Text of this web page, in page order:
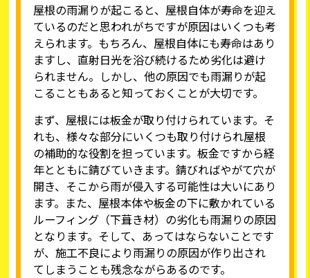
屋根の雨漏りが起こると、屋根自体が寿命を迎え
ているのだと思われがちですが原因はいくつも考
えられます。もちろん、屋根自体にも寿命はあり
ますし、直射日光を浴び続けるため劣化は避け
られません。しかし、他の原因でも雨漏りが起
こることもあると知っておくことが大切です。
まず、屋根には板金が取り付けられています。そ
れも、様々な部分にいくつも取り付けられ屋根
の補助的な役割を担っています。板金ですから経
年とともに錆びていきます。錆びればやがて穴が
開き、そこから雨が侵入する可能性は大いにあり
ます。また、屋根本体や板金の下に敷かれている
ルーフィング（下葺き材）の劣化も雨漏りの原因
となります。そして、あってはならないことです
が、施工不良により雨漏りの原因が作り出され
てしまうことも残念ながらあるのです。